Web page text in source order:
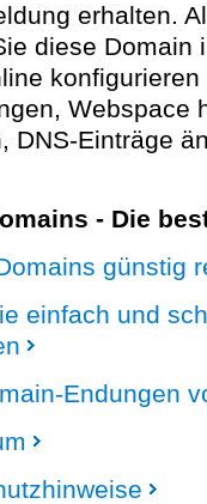
erhalten.
diese Domain
Webspace
DNS-Einträge
- Die
günstig
einfach und
Endungen